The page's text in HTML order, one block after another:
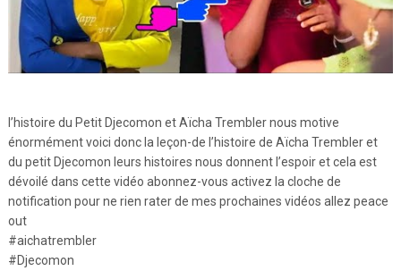
l’histoire du Petit Djecomon et Aïcha Trembler nous motive
énormément voici donc la leçon-de l’histoire de Aïcha Trembler et
du petit Djecomon leurs histoires nous donnent l’espoir et cela est
dévoilé dans cette vidéo abonnez-vous activez la cloche de
notification pour ne rien rater de mes prochaines vidéos allez peace
out
#aichatrembler
#Djecomon